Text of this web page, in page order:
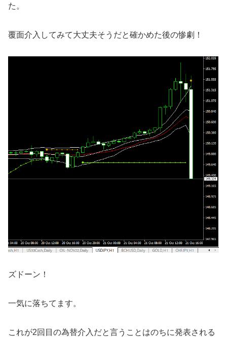
た。
覆面介入してみて大丈夫そうだと確かめた後の惨劇！
ズドーン！
一気に落ちてます。
これが2回目の為替介入だと言うことはのちに発表される